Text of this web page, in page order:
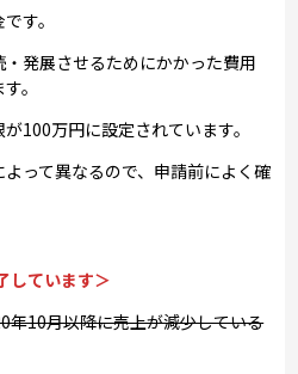
す。
発展させるためにかかった費用
。
100万円に設定されています。
って異なるので、申請前によく確
しています＞
年10月以降に売上が減少している